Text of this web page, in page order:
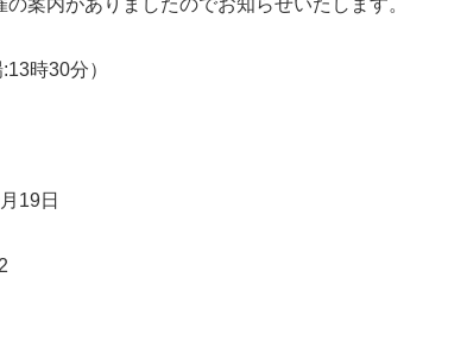
案内がありましたのでお知らせいたします。
時30分）
19日